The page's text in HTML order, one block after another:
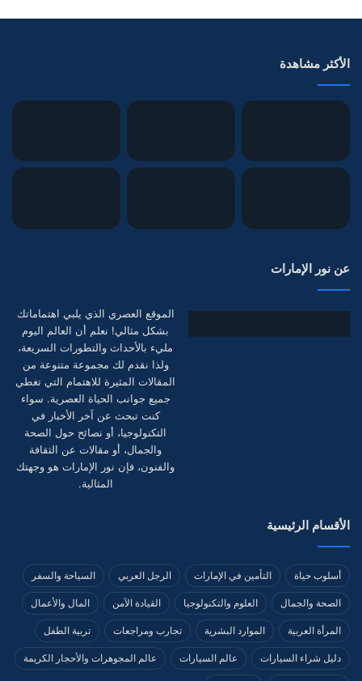
الأكثر مشاهدة
عن نور الإمارات
الموقع العصري الذي يلبي اهتماماتك
بشكل مثالي! نعلم أن العالم اليوم
مليء بالأحداث والتطورات السريعة،
ولذا نقدم لك مجموعة متنوعة من
المقالات المثيرة للاهتمام التي تغطي
جميع جوانب الحياة العصرية. سواء
كنت تبحث عن آخر الأخبار في
التكنولوجيا، أو نصائح حول الصحة
والجمال، أو مقالات عن الثقافة
والفنون، فإن نور الإمارات هو وجهتك
المثالية.
الأقسام الرئيسية
أسلوب حياة التأمين في الإمارات الرجل العربي السياحة والسفر
الصحة والجمال العلوم والتكنولوجيا القيادة الآمن المال والأعمال
المرأة العربية الموارد البشرية تجارب ومراجعات تربية الطفل
دليل شراء السيارات عالم السيارات عالم المجوهرات والأحجار الكريمة